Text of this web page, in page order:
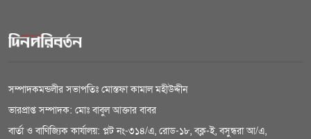
সম্পাদকমন্ডলীর সভাপতিঃ মোস্তফা কামাল মহীউদ্দীন
ভারপ্রাপ্ত সম্পাদক: মোঃ বাবুল আক্তার বাবর
বার্তা ও বাণিজ্যিক কার্যালয়: প্লট নং-৩১৪/এ, রোড-১৮, বক্ল-ই, বসুন্ধরা আ/এ,